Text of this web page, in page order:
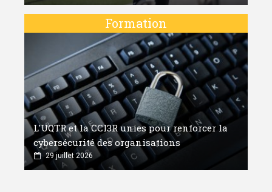
Formation
L'UQTR et la CCI3R unies pour renforcer la
cybersécurité des organisations
29 juillet 2026